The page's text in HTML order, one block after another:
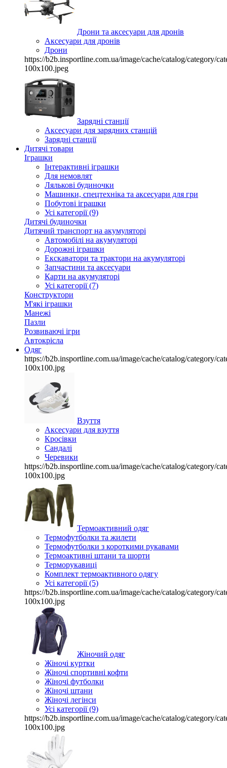
Дрони та аксесуари для дронів
Аксесуари для дронів
Дрони
https://b2b.insportline.com.ua/image/cache/catalog/category/
100x100.jpeg
Зарядні станції
Аксесуари для зарядних станцій
Зарядні станції
Дитячі товари
Іграшки
Інтерактивні іграшки
Для немовлят
Лялькові будиночки
Машинки, спецтехніка та аксесуари для гри
Побутові іграшки
Усі категорії (9)
Дитячі будиночки
Дитячий транспорт на акумуляторі
Автомобілі на акумуляторі
Дорожні іграшки
Екскаватори та трактори на акумуляторі
Запчастини та аксесуари
Карти на акумуляторі
Усі категорії (7)
Конструктори
М'які іграшки
Манежі
Пазли
Розвиваючі ігри
Автокрісла
Одяг
https://b2b.insportline.com.ua/image/cache/catalog/category/
100x100.jpg
Взуття
Аксесуари для взуття
Кросівки
Сандалі
Черевики
https://b2b.insportline.com.ua/image/cache/catalog/category/
100x100.jpg
Термоактивний одяг
Термофутболки та жилети
Термофутболки з короткими рукавами
Термоактивні штани та шорти
Терморукавиці
Комплект термоактивного одягу
Усі категорії (5)
https://b2b.insportline.com.ua/image/cache/catalog/category/
100x100.jpg
Жіночий одяг
Жіночі куртки
Жіночі спортивні кофти
Жіночі футболки
Жіночі штани
Жіночі легінси
Усі категорії (9)
https://b2b.insportline.com.ua/image/cache/catalog/category/
100x100.jpg